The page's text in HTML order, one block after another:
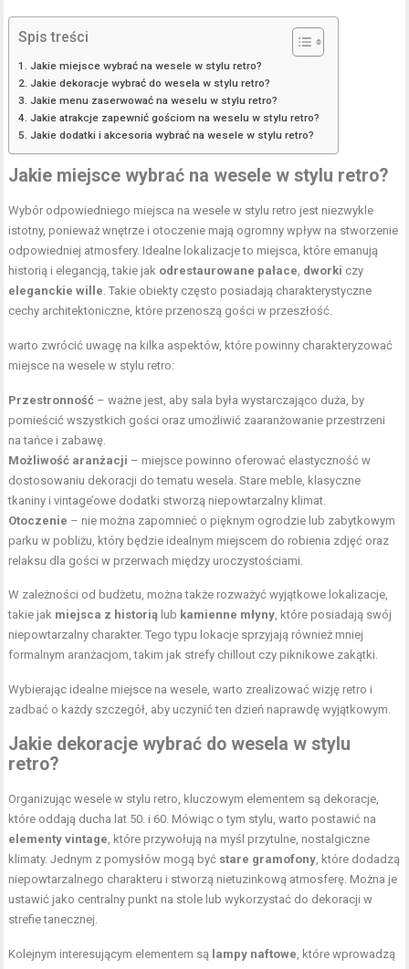
Spis treści
Jakie miejsce wybrać na wesele w stylu retro?
Jakie dekoracje wybrać do wesela w stylu retro?
Jakie menu zaserwować na weselu w stylu retro?
Jakie atrakcje zapewnić gościom na weselu w stylu retro?
Jakie dodatki i akcesoria wybrać na wesele w stylu retro?
Jakie miejsce wybrać na wesele w stylu retro?
Wybór odpowiedniego miejsca na wesele w stylu retro jest niezwykle
istotny, ponieważ wnętrze i otoczenie mają ogromny wpływ na stworzenie
odpowiedniej atmosfery. Idealne lokalizacje to miejsca, które emanują
historią i elegancją, takie jak odrestaurowane pałace dworki czy
eleganckie wille . Takie obiekty często posiadają charakterystyczne
cechy architektoniczne, które przenoszą gości w przeszłość.
warto zwrócić uwagę na kilka aspektów, które powinny charakteryzować
miejsce na wesele w stylu retro:
Przestronność – ważne jest, aby sala była wystarczająco duża, by
pomieścić wszystkich gości oraz umożliwić zaaranżowanie przestrzeni
na tańce i zabawę.
Możliwość aranżacji – miejsce powinno oferować elastyczność w
dostosowaniu dekoracji do tematu wesela. Stare meble, klasyczne
tkaniny i vintage’owe dodatki stworzą niepowtarzalny klimat.
Otoczenie – nie można zapomnieć o pięknym ogrodzie lub zabytkowym
parku w pobliżu, który będzie idealnym miejscem do robienia zdjęć oraz
relaksu dla gości w przerwach między uroczystościami.
W zależności od budżetu, można także rozważyć wyjątkowe lokalizacje,
takie jak miejsca z historią lub kamienne młyny , które posiadają swój
niepowtarzalny charakter. Tego typu lokacje sprzyjają również mniej
formalnym aranżacjom, takim jak strefy chillout czy piknikowe zakątki.
Wybierając idealne miejsce na wesele, warto zrealizować wizję retro i
zadbać o każdy szczegół, aby uczynić ten dzień naprawdę wyjątkowym.
Jakie dekoracje wybrać do wesela w stylu
retro?
Organizując wesele w stylu retro, kluczowym elementem są dekoracje,
które oddają ducha lat 50. i 60. Mówiąc o tym stylu, warto postawić na
elementy vintage , które przywołują na myśl przytulne, nostalgiczne
klimaty. Jednym z pomysłów mogą być stare gramofony , które dodadzą
niepowtarzalnego charakteru i stworzą nietuzinkową atmosferę. Można je
ustawić jako centralny punkt na stole lub wykorzystać do dekoracji w
strefie tanecznej.
Kolejnym interesującym elementem są lampy naftowe , które wprowadzą